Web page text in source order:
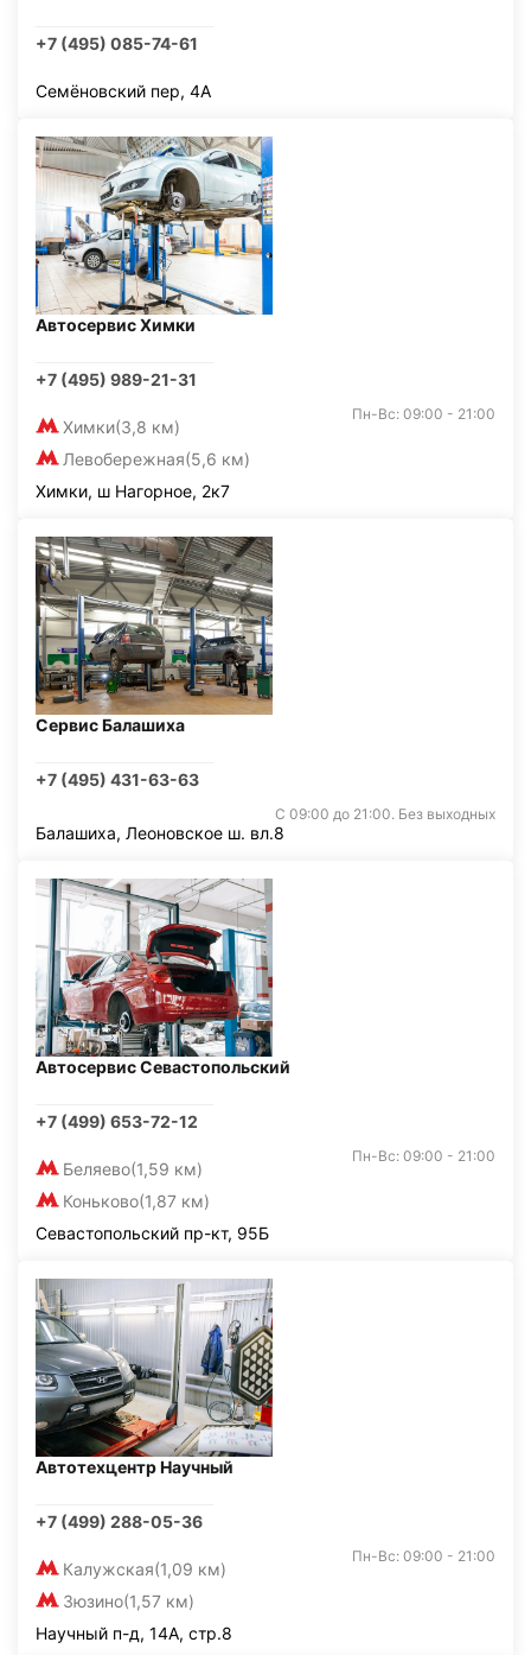
+7 (495) 085-74-61
Семёновский пер, 4А
Автосервис Химки
+7 (495) 989-21-31
Химки(3,8 км)
Левобережная(5,6 км)
Пн-Вс: 09:00 - 21:00
Химки, ш Нагорное, 2к7
Сервис Балашиха
+7 (495) 431-63-63
С 09:00 до 21:00. Без выходных
Балашиха, Леоновское ш. вл.8
Автосервис Севастопольский
+7 (499) 653-72-12
Беляево(1,59 км)
Коньково(1,87 км)
Пн-Вс: 09:00 - 21:00
Севастопольский пр-кт, 95Б
Автотехцентр Научный
+7 (499) 288-05-36
Калужская(1,09 км)
Зюзино(1,57 км)
Пн-Вс: 09:00 - 21:00
Научный п-д, 14А, стр.8